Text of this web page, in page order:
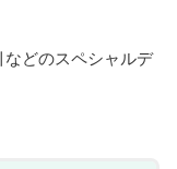
どのスペシャルデ